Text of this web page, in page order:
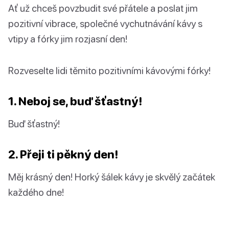
Ať už chceš povzbudit své přátele a poslat jim
pozitivní vibrace, společné vychutnávání kávy s
vtipy a fórky jim rozjasní den!
Rozveselte lidi těmito pozitivními kávovými fórky!
1. Neboj se, buď šťastný!
Buď šťastný!
2. Přeji ti pěkný den!
Měj krásný den! Horký šálek kávy je skvělý začátek
každého dne!